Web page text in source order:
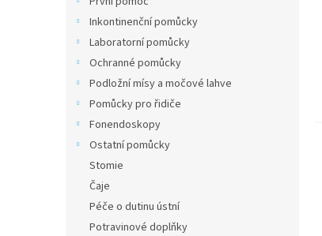
Inkontinenční pomůcky
Laboratorní pomůcky
Ochranné pomůcky
Podložní mísy a močové lahve
Pomůcky pro řidiče
Fonendoskopy
Ostatní pomůcky
Stomie
Čaje
Péče o dutinu ústní
Potravinové doplňky